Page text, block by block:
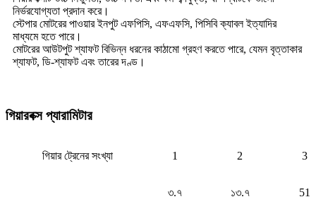
নির্ভরযোগ্যতা প্রদান করে।
স্টেপার মোটরের পাওয়ার ইনপুট এফপিসি, এফএফসি, পিসিবি ক্যাবল ইত্যাদির
মাধ্যমে হতে পারে।
মোটরের আউটপুট শ্যাফট বিভিন্ন ধরনের কাঠামো গ্রহণ করতে পারে, যেমন বৃত্তাকার
শ্যাফট, ডি-শ্যাফট এবং তারের দণ্ড।
গিয়ারবক্স প্যারামিটার
গিয়ার ট্রেনের সংখ্যা 1 2 3
৩.৭ ১৩.৭ 51